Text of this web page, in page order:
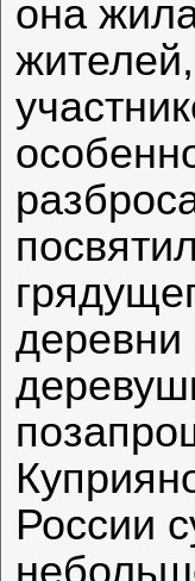
она
деревни
России